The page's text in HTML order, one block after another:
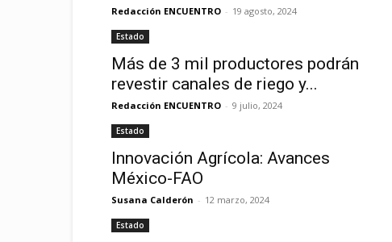
Redacción ENCUENTRO - 19 agosto, 2024
Estado
Más de 3 mil productores podrán
revestir canales de riego y...
Redacción ENCUENTRO - 9 julio, 2024
Estado
Innovación Agrícola: Avances
México-FAO
Susana Calderón - 12 marzo, 2024
Estado